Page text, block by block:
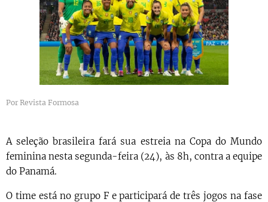
Por Revista Formosa
A seleção brasileira fará sua estreia na Copa do Mundo
feminina nesta segunda-feira (24), às 8h, contra a equipe
do Panamá.
O time está no grupo F e participará de três jogos na fase